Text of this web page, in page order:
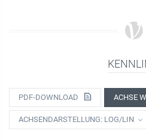
PDF-DOWNLOAD ACHSE
ACHSENDARSTELLUNG: LOG/LIN